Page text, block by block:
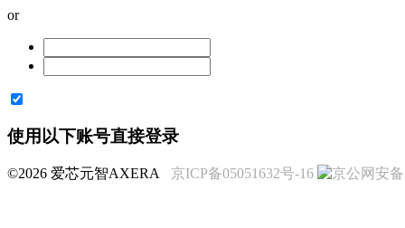
or
使用以下账号直接登录
©2026 爱芯元智AXERA 京ICP备05051632号-16 京公网安备